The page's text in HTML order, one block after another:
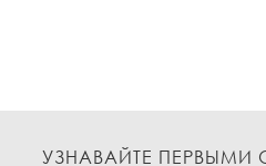
УЗНАВАЙТЕ